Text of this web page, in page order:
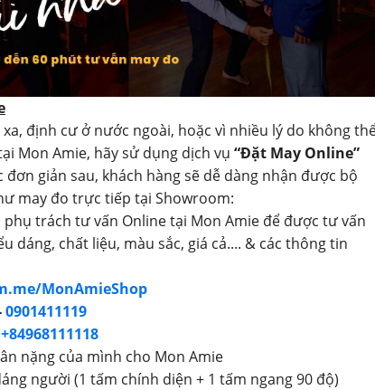
định cư ở nước ngoài, hoặc vì nhiều lý do không
Mon Amie, hãy sử dụng dịch vụ “Đặt May Online”
đơn giản sau, khách hàng sẽ dễ dàng nhận được bộ
may đo trực tiếp tại Showroom:
phụ trách tư vấn Online tại Mon Amie để được tư vấn
dáng, chất liệu, màu sắc, giá cả.... & các thông tin
MonAmieShop
0901411119
+84968111118
nặng của mình cho Mon Amie
người (1 tấm chính diện + 1 tấm ngang 90 độ)